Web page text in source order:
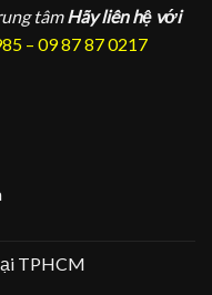
tâm Hãy liên hệ với
– 09 87 87 0217
TPHCM